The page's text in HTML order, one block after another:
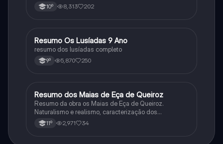
10º 8,313 202
Português
Resumo Os Lusíadas 9 Ano
resumo dos lusíadas completo
9º 5,870 250
Português
Resumo dos Maias de Eça de Queiroz
Resumo da obra os Maias de Eça de Queiroz.
Naturalismo e realismo, caracterização dos
personagens e contexto histórico.
11º 2,971 34